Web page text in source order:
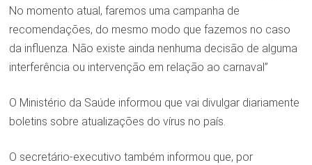
No momento atual, faremos uma campanha de
recomendações, do mesmo modo que fazemos no caso
da influenza. Não existe ainda nenhuma decisão de alguma
interferência ou intervenção em relação ao carnaval”
O Ministério da Saúde informou que vai divulgar diariamente
boletins sobre atualizações do vírus no país.
O secretário-executivo também informou que, por